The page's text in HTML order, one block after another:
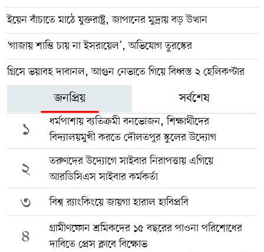
ইয়েন বাঁচাতে মাঠে যুক্তরাষ্ট্র, জাপানের মুদ্রায় বড় উত্থান
‘গাজায় শান্তি চায় না ইসরায়েল’, অভিযোগ তুরস্কের
গ্রিসে ভয়াবহ দাবানল, আগুন নেভাতে গিয়ে বিধ্বস্ত ২ হেলিকপ্টার
জনপ্রিয় সর্বশেষ
১
ধর্মপাশায় ব্যতিক্রমী বনভোজন, শিক্ষার্থীদের
বিদ্যালয়মুখী করতে দৌলতপুর স্কুলের উদ্যোগ
২
তরুণদের উদ্যোগে সাইবার নিরাপত্তায় এগিয়ে
আরডিসিএস সাইবার কর্মকর্তা
৩ বিশ্ব র‍্যাংকিংয়ে জায়গা হারাল হাবিপ্রবি
৪
গ্রামীণফোন শ্রমিকদের ১৫ বছরের পাওনা পরিশোধের
দাবিতে প্রেস ক্লাবে বিক্ষোভ